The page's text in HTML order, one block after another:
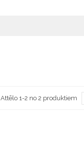
Attēlo 1-2 no 2 produktiem